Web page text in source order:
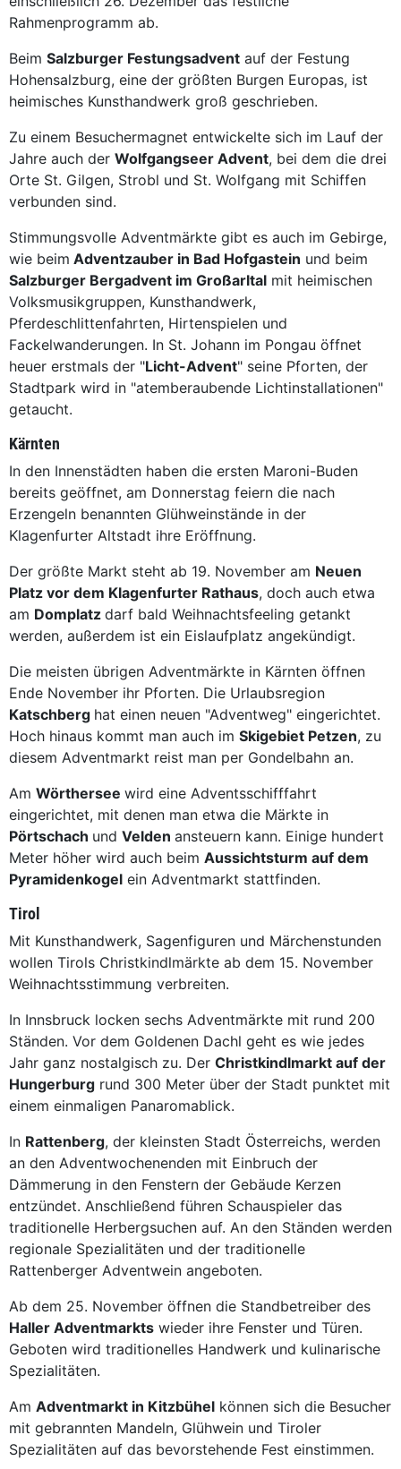
Rahmenprogramm ab.
Beim Salzburger Festungsadvent auf der Festung
Hohensalzburg, eine der größten Burgen Europas, ist
heimisches Kunsthandwerk groß geschrieben.
Zu einem Besuchermagnet entwickelte sich im Lauf der
Jahre auch der Wolfgangseer Advent, bei dem die drei
Orte St. Gilgen, Strobl und St. Wolfgang mit Schiffen
verbunden sind.
Stimmungsvolle Adventmärkte gibt es auch im Gebirge,
wie beim Adventzauber in Bad Hofgastein und beim
Salzburger Bergadvent im Großarltal mit heimischen
Volksmusikgruppen, Kunsthandwerk,
Pferdeschlittenfahrten, Hirtenspielen und
Fackelwanderungen. In St. Johann im Pongau öffnet
heuer erstmals der "Licht-Advent" seine Pforten, der
Stadtpark wird in "atemberaubende Lichtinstallationen"
getaucht.
Kärnten
In den Innenstädten haben die ersten Maroni-Buden
bereits geöffnet, am Donnerstag feiern die nach
Erzengeln benannten Glühweinstände in der
Klagenfurter Altstadt ihre Eröffnung.
Der größte Markt steht ab 19. November am Neuen
Platz vor dem Klagenfurter Rathaus, doch auch etwa
am Domplatz darf bald Weihnachtsfeeling getankt
werden, außerdem ist ein Eislaufplatz angekündigt.
Die meisten übrigen Adventmärkte in Kärnten öffnen
Ende November ihr Pforten. Die Urlaubsregion
Katschberg hat einen neuen "Adventweg" eingerichtet.
Hoch hinaus kommt man auch im Skigebiet Petzen, zu
diesem Adventmarkt reist man per Gondelbahn an.
Am Wörthersee wird eine Adventsschifffahrt
eingerichtet, mit denen man etwa die Märkte in
Pörtschach und Velden ansteuern kann. Einige hundert
Meter höher wird auch beim Aussichtsturm auf dem
Pyramidenkogel ein Adventmarkt stattfinden.
Tirol
Mit Kunsthandwerk, Sagenfiguren und Märchenstunden
wollen Tirols Christkindlmärkte ab dem 15. November
Weihnachtsstimmung verbreiten.
In Innsbruck locken sechs Adventmärkte mit rund 200
Ständen. Vor dem Goldenen Dachl geht es wie jedes
Jahr ganz nostalgisch zu. Der Christkindlmarkt auf der
Hungerburg rund 300 Meter über der Stadt punktet mit
einem einmaligen Panaromablick.
In Rattenberg, der kleinsten Stadt Österreichs, werden
an den Adventwochenenden mit Einbruch der
Dämmerung in den Fenstern der Gebäude Kerzen
entzündet. Anschließend führen Schauspieler das
traditionelle Herbergsuchen auf. An den Ständen werden
regionale Spezialitäten und der traditionelle
Rattenberger Adventwein angeboten.
Ab dem 25. November öffnen die Standbetreiber des
Haller Adventmarkts wieder ihre Fenster und Türen.
Geboten wird traditionelles Handwerk und kulinarische
Spezialitäten.
Am Adventmarkt in Kitzbühel können sich die Besucher
mit gebrannten Mandeln, Glühwein und Tiroler
Spezialitäten auf das bevorstehende Fest einstimmen.